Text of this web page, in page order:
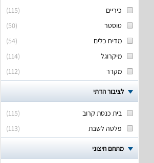
(
115
)
כיריים
(
50
)
טוסטר
(
54
)
מדיח כלים
(
114
)
מיקרוגל
(
112
) מקרר
לציבור הדתי
(
115
)
בית כנסת קרוב
(
113
) פלטה לשבת
מתחם חיצוני